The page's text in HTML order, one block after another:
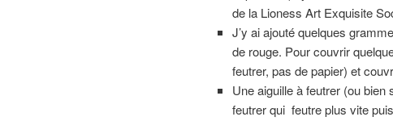
de la Lioness Art Exquisite
J’y ai ajouté quelques
de rouge. Pour couvrir
feutrer, pas de papier) et
Une aiguille à feutrer (ou
feutrer qui feutre plus vite